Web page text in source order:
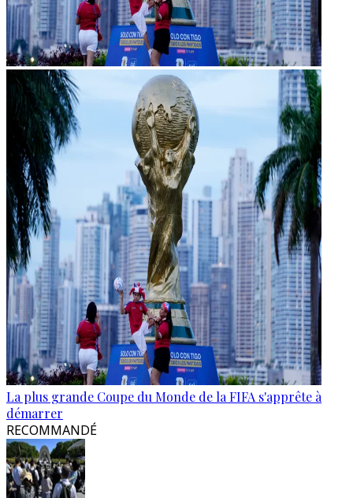
La plus grande Coupe du Monde de la FIFA s'apprête à
démarrer
RECOMMANDÉ